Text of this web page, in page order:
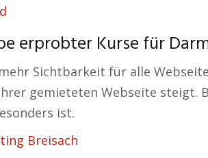
erprobter Kurse für
Sichtbarkeit für alle
gemieteten Webseite steigt.
ist.
Breisach